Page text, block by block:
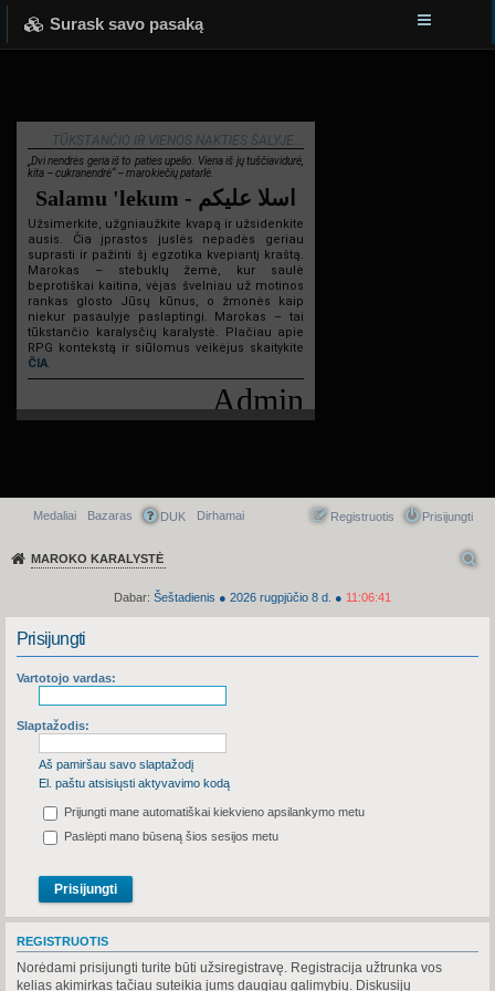
Surask savo pasaką
TŪKSTANČIO IR VIENOS NAKTIES ŠALYJE...
„Dvi nendrės geria iš to paties upelio. Viena iš jų tuščiavidurė,
kita – cukranendrė“ – marokiečių patarlė.
Salamu 'lekum - اسلا عليكم
Užsimerkite, užgniaužkite kvapą ir užsidenkite
ausis. Čia įprastos juslės nepadės geriau
suprasti ir pažinti šį egzotika kvepiantį kraštą.
Marokas – stebuklų žemė, kur saulė
beprotiškai kaitina, vėjas švelniau už motinos
rankas glosto Jūsų kūnus, o žmonės kaip
niekur pasaulyje paslaptingi. Marokas – tai
tūkstančio karalysčių karalystė. Plačiau apie
RPG kontekstą ir siūlomus veikėjus skaitykite
ČIA.
Admin
Greitasis meniu
Medaliai Bazaras DUK Dirhamai Prisijungti
Registruotis
MAROKO KARALYSTĖ
Dabar: Šeštadienis ● 2026 rugpjūčio 8 d. ● 11:06:41
Prisijungti
Vartotojo vardas:
Slaptažodis:
Aš pamiršau savo slaptažodį
El. paštu atsisiųsti aktyvavimo kodą
Prijungti mane automatiškai kiekvieno apsilankymo metu
Paslėpti mano būseną šios sesijos metu
REGISTRUOTIS
Norėdami prisijungti turite būti užsiregistravę. Registracija užtrunka vos
kelias akimirkas tačiau suteikia jums daugiau galimybių. Diskusijų